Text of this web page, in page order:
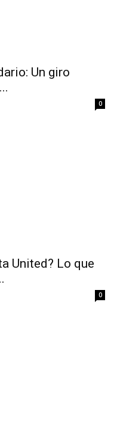
Un giro
0
United? Lo que
0